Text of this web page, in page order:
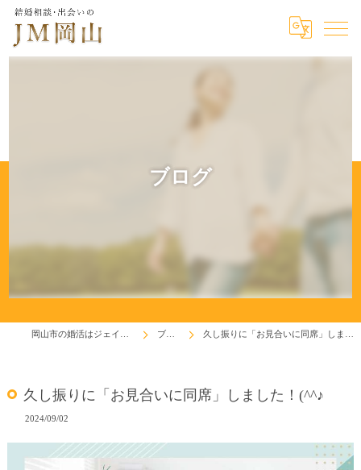
ブログ
ブログ 久し振りに「お見合いに同席」しました！(^^♪
久し振りに「お見合いに同席」しました！(^^♪
2024/09/02